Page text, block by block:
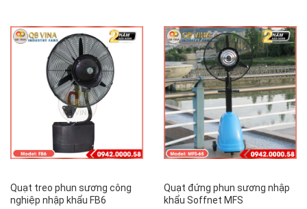
Quạt treo phun sương công
nghiệp nhập khẩu FB6
Quạt đứng phun sương nhập
khẩu Soffnet MFS